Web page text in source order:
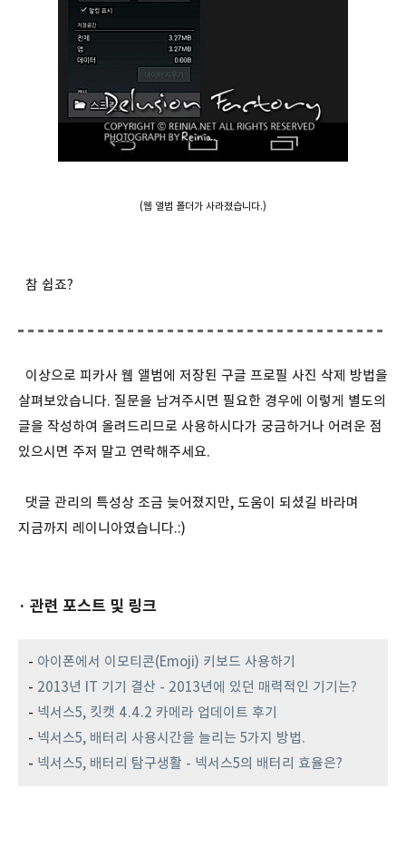
(웹 앨범 폴더가 사라졌습니다.)
참 쉽죠?
이상으로 피카사 웹 앨범에 저장된 구글 프로필 사진 삭제 방법을
살펴보았습니다. 질문을 남겨주시면 필요한 경우에 이렇게 별도의
글을 작성하여 올려드리므로 사용하시다가 궁금하거나 어려운 점
있으시면 주저 말고 연락해주세요.
댓글 관리의 특성상 조금 늦어졌지만, 도움이 되셨길 바라며
지금까지 레이니아였습니다.:)
· 관련 포스트 및 링크
- 아이폰에서 이모티콘(Emoji) 키보드 사용하기
- 2013년 IT 기기 결산 - 2013년에 있던 매력적인 기기는?
- 넥서스5, 킷캣 4.4.2 카메라 업데이트 후기
- 넥서스5, 배터리 사용시간을 늘리는 5가지 방법.
- 넥서스5, 배터리 탐구생활 - 넥서스5의 배터리 효율은?